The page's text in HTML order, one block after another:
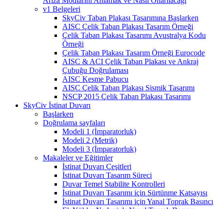
v1 Belgeleri
SkyCiv Taban Plakası Tasarımına Başlarken
AISC Çelik Taban Plakası Tasarım Örneği
Çelik Taban Plakası Tasarımı Avustralya Kodu
Örneği
Çelik Taban Plakası Tasarım Örneği Eurocode
AISC & ACI Çelik Taban Plakası ve Ankraj
Çubuğu Doğrulaması
AISC Kesme Pabucu
AISC Çelik Taban Plakası Sismik Tasarımı
NSCP 2015 Çelik Taban Plakası Tasarımı
SkyCiv İstinat Duvarı
Başlarken
Doğrulama sayfaları
Modeli 1 (İmparatorluk)
Modeli 2 (Metrik)
Modeli 3 (İmparatorluk)
Makaleler ve Eğitimler
İstinat Duvarı Çeşitleri
İstinat Duvarı Tasarım Süreci
Duvar Temel Stabilite Kontrolleri
İstinat Duvarı Tasarımı için Sürtünme Katsayısı
İstinat Duvarı Tasarımı için Yanal Toprak Basıncı